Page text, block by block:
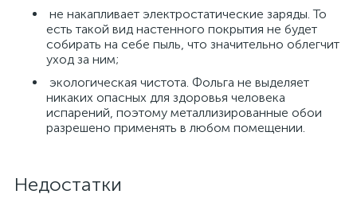
не накапливает электростатические заряды. То
есть такой вид настенного покрытия не будет
собирать на себе пыль, что значительно облегчит
уход за ним;
экологическая чистота. Фольга не выделяет
никаких опасных для здоровья человека
испарений, поэтому металлизированные обои
разрешено применять в любом помещении.
Недостатки